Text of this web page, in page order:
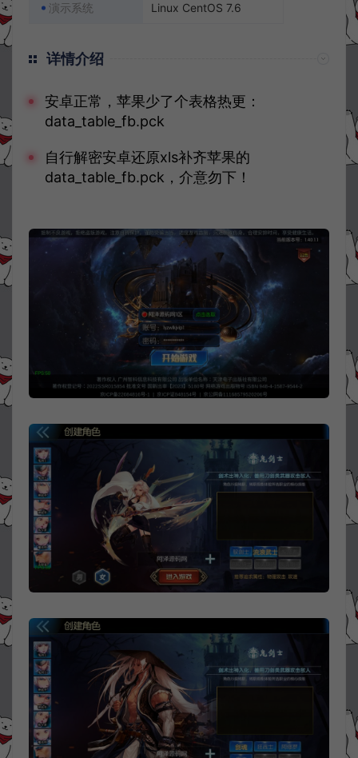
演示系统 Linux CentOS 7.6
详情介绍
安卓正常，苹果少了个表格热更：
data_table_fb.pck
自行解密安卓还原xls补齐苹果的
data_table_fb.pck，介意勿下！